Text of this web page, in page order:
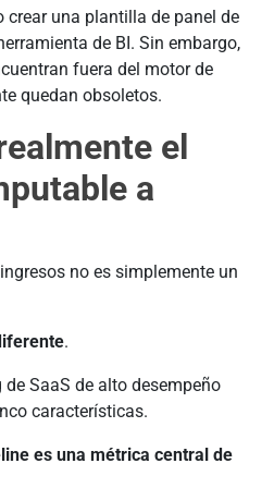
una plantilla de panel de
de BI. Sin embargo,
fuera del motor de
quedan obsoletos.
el
a
no es simplemente un
.
SaaS de alto desempeño
características.
es una métrica central de